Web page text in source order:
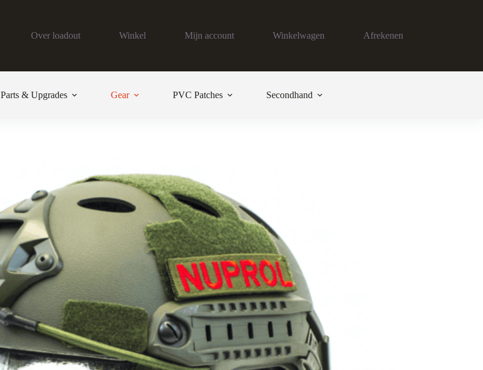
Over loadout Winkel Mijn account Winkelwagen Afrekenen
Parts & Upgrades Gear PVC Patches Secondhand